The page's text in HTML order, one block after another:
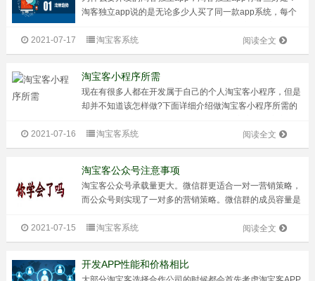
淘客独立app说的是无论多少人买了同一款app系统，每个
台设置的权利，独立更改功能模板的权利等等！所有的权利
由独立app系统的购买者...
阅读全文
2021-07-17 淘宝客系统
淘宝客小程序所需
现在有很多人都在开发属于自己的个人淘宝客小程序，但是
却并不知道该怎样做?下面详细介绍做淘宝客小程序所需的
前，必须要准备好制作过程中所需要的一些东西，只有准备
好了这些东西，才能够开始...
阅读全文
2021-07-16 淘宝客系统
淘宝客公众号注意事项
淘宝客公众号承载量更大。微信群更适合一对一营销策略，
而公众号则实现了一对多的营销策略。微信群的成员容量是
500的粉丝带来的效益大，还是50000000+的粉丝带来的收
益大。而且，公众号还...
阅读全文
2021-07-15 淘宝客系统
开发APP性能和价格相比